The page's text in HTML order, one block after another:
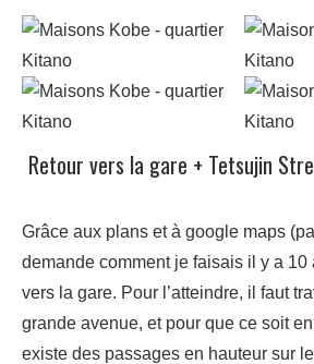
Retour vers la gare + Tetsujin
Grâce aux plans et à google maps
demande comment je faisais il y a 10
vers la gare. Pour l’atteindre, il faut
grande avenue, et pour que ce soit
existe des passages en hauteur sur